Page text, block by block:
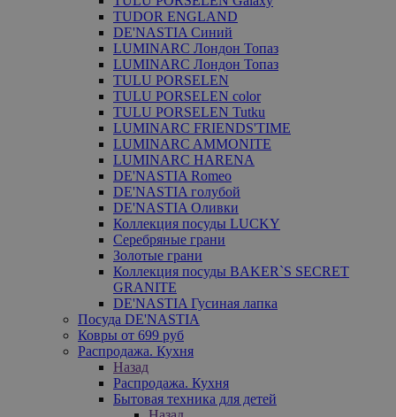
TUDOR ENGLAND
DE'NASTIA Синий
LUMINARC Лондон Топаз
LUMINARC Лондон Топаз
TULU PORSELEN
TULU PORSELEN color
TULU PORSELEN Tutku
LUMINARC FRIENDS'TIME
LUMINARC AMMONITE
LUMINARC HARENA
DE'NASTIA Romeo
DE'NASTIA голубой
DE'NASTIA Оливки
Коллекция посуды LUCKY
Серебряные грани
Золотые грани
Коллекция посуды BAKER`S SECRET
GRANITE
DE'NASTIA Гусиная лапка
Посуда DE'NASTIA
Ковры от 699 руб
Распродажа. Кухня
Назад
Распродажа. Кухня
Бытовая техника для детей